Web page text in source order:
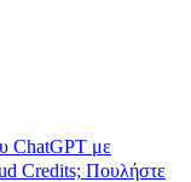
ChatGPT με
Credits; Πουλήστε